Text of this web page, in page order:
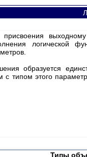
выходному
логической
образуется
с типом этого
Типы